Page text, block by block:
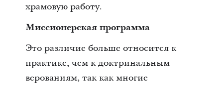
храмовую работу.
Миссионерская программа
Это различие больше относится к
практике, чем к доктринальным
верованиям, так как многие